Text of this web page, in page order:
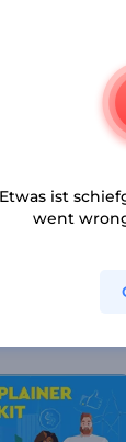
Etwas ist
went